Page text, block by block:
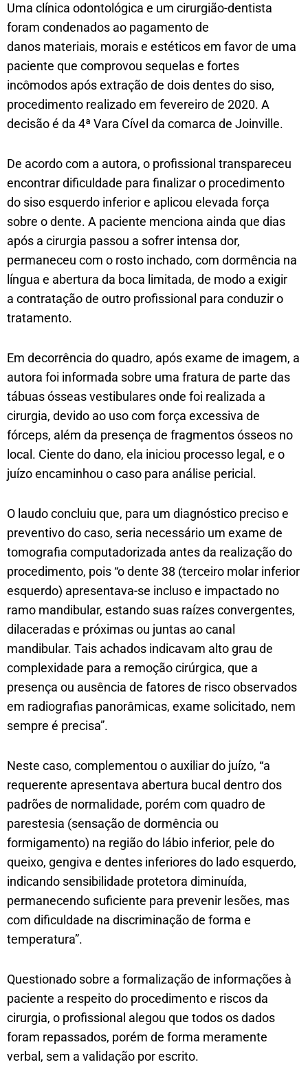
Uma clínica odontológica e um cirurgião-dentista
foram condenados ao pagamento de
danos materiais, morais e estéticos em favor de uma
paciente que comprovou sequelas e fortes
incômodos após extração de dois dentes do siso,
procedimento realizado em fevereiro de 2020. A
decisão é da 4ª Vara Cível da comarca de Joinville.
De acordo com a autora, o profissional transpareceu
encontrar dificuldade para finalizar o procedimento
do siso esquerdo inferior e aplicou elevada força
sobre o dente. A paciente menciona ainda que dias
após a cirurgia passou a sofrer intensa dor,
permaneceu com o rosto inchado, com dormência na
língua e abertura da boca limitada, de modo a exigir
a contratação de outro profissional para conduzir o
tratamento.
Em decorrência do quadro, após exame de imagem, a
autora foi informada sobre uma fratura de parte das
tábuas ósseas vestibulares onde foi realizada a
cirurgia, devido ao uso com força excessiva de
fórceps, além da presença de fragmentos ósseos no
local. Ciente do dano, ela iniciou processo legal, e o
juízo encaminhou o caso para análise pericial.
O laudo concluiu que, para um diagnóstico preciso e
preventivo do caso, seria necessário um exame de
tomografia computadorizada antes da realização do
procedimento, pois “o dente 38 (terceiro molar inferior
esquerdo) apresentava-se incluso e impactado no
ramo mandibular, estando suas raízes convergentes,
dilaceradas e próximas ou juntas ao canal
mandibular. Tais achados indicavam alto grau de
complexidade para a remoção cirúrgica, que a
presença ou ausência de fatores de risco observados
em radiografias panorâmicas, exame solicitado, nem
sempre é precisa”.
Neste caso, complementou o auxiliar do juízo, “a
requerente apresentava abertura bucal dentro dos
padrões de normalidade, porém com quadro de
parestesia (sensação de dormência ou
formigamento) na região do lábio inferior, pele do
queixo, gengiva e dentes inferiores do lado esquerdo,
indicando sensibilidade protetora diminuída,
permanecendo suficiente para prevenir lesões, mas
com dificuldade na discriminação de forma e
temperatura”.
Questionado sobre a formalização de informações à
paciente a respeito do procedimento e riscos da
cirurgia, o profissional alegou que todos os dados
foram repassados, porém de forma meramente
verbal, sem a validação por escrito.